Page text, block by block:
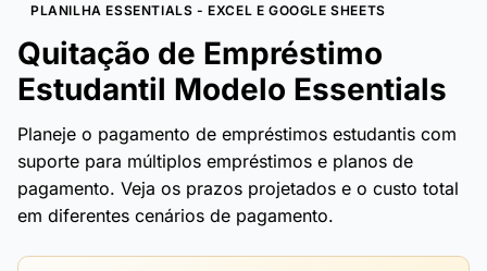
PLANILHA ESSENTIALS - EXCEL E GOOGLE SHEETS
Quitação de Empréstimo
Estudantil Modelo Essentials
Planeje o pagamento de empréstimos estudantis com
suporte para múltiplos empréstimos e planos de
pagamento. Veja os prazos projetados e o custo total
em diferentes cenários de pagamento.